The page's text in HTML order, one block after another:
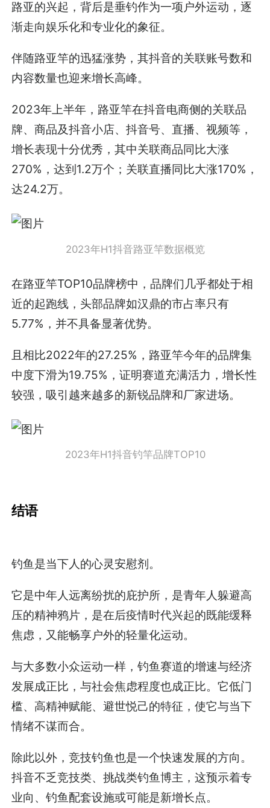
路亚的兴起，背后是垂钓作为一项户外运动，逐
渐走向娱乐化和专业化的象征。
伴随路亚竿的迅猛涨势，其抖音的关联账号数和
内容数量也迎来增长高峰。
2023年上半年，路亚竿在抖音电商侧的关联品
牌、商品及抖音小店、抖音号、直播、视频等，
增长表现十分优秀，其中关联商品同比大涨
270%，达到1.2万个；关联直播同比大涨170%，
达24.2万。
2023年H1抖音路亚竿数据概览
在路亚竿TOP10品牌榜中，品牌们几乎都处于相
近的起跑线，头部品牌如汉鼎的市占率只有
5.77%，并不具备显著优势。
且相比2022年的27.25%，路亚竿今年的品牌集
中度下滑为19.75%，证明赛道充满活力，增长性
较强，吸引越来越多的新锐品牌和厂家进场。
2023年H1抖音钓竿品牌TOP10
结语
钓鱼是当下人的心灵安慰剂。
它是中年人远离纷扰的庇护所，是青年人躲避高
压的精神鸦片，是在后疫情时代兴起的既能缓释
焦虑，又能畅享户外的轻量化运动。
与大多数小众运动一样，钓鱼赛道的增速与经济
发展成正比，与社会焦虑程度也成正比。它低门
槛、高精神赋能、避世悦己的特征，使它与当下
情绪不谋而合。
除此以外，竞技钓鱼也是一个快速发展的方向。
抖音不乏竞技类、挑战类钓鱼博主，这预示着专
业向、钓鱼配套设施或可能是新增长点。